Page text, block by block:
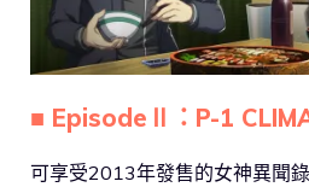
■ EpisodeⅡ：P-1
可享受2013年發售的女神異聞